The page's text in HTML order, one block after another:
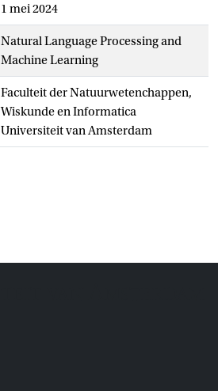
1 mei 2024
Natural Language Processing and
Machine Learning
Faculteit der Natuurwetenchappen,
Wiskunde en Informatica
Universiteit van Amsterdam